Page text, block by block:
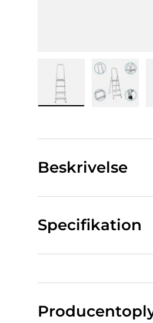
Beskrivelse
Specifikation